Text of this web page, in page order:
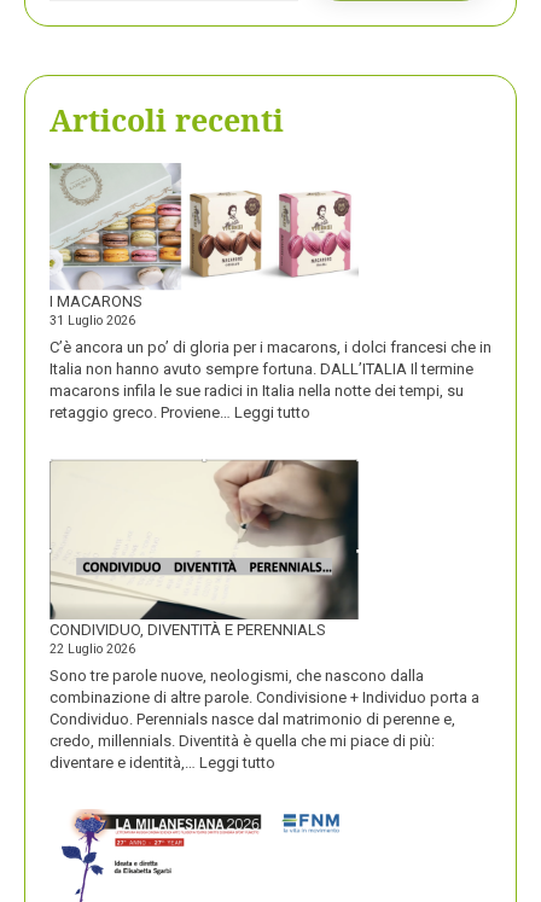
Articoli recenti
I MACARONS
31 Luglio 2026
C’è ancora un po’ di gloria per i macarons, i dolci francesi che in
Italia non hanno avuto sempre fortuna. DALL’ITALIA Il termine
macarons infila le sue radici in Italia nella notte dei tempi, su
retaggio greco. Proviene… Leggi tutto
MACARONS
CONDIVIDUO, DIVENTITÀ E PERENNIALS
22 Luglio 2026
Sono tre parole nuove, neologismi, che nascono dalla
combinazione di altre parole. Condivisione + Individuo porta a
Condividuo. Perennials nasce dal matrimonio di perenne e,
credo, millennials. Diventità è quella che mi piace di più:
diventare e identità,… Leggi tutto
E